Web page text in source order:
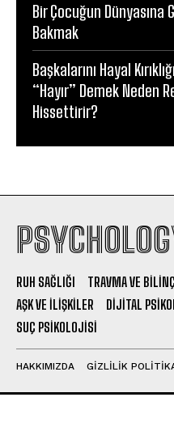
Bir Çocuğun Dünyasına
Bakmak
Başkalarını Hayal
“Hayır” Demek Neden
Hissettirir?
RUH SAĞLIĞI TRAVMA VE
AŞK VE İLIŞKILER
DIJITAL
SUÇ PSIKOLOJISI
HAKKIMIZDA GIZLILIK